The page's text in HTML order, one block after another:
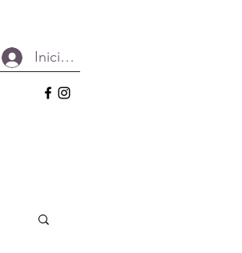
Iniciar sesión